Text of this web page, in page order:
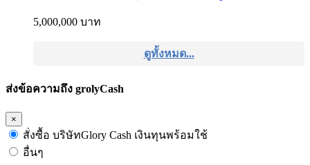
5,000,000 บาท
ดูทั้งหมด...
ส่งข้อความถึง grolyCash
×
สั่งซื้อ บริษัทGlory Cash เงินทุนพร้อมใช้
อื่นๆ